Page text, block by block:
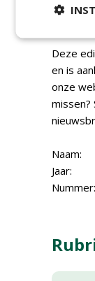
Deze
naam
Deze
en is
onze
missen?
Naam:
Jaar:
Nummer: